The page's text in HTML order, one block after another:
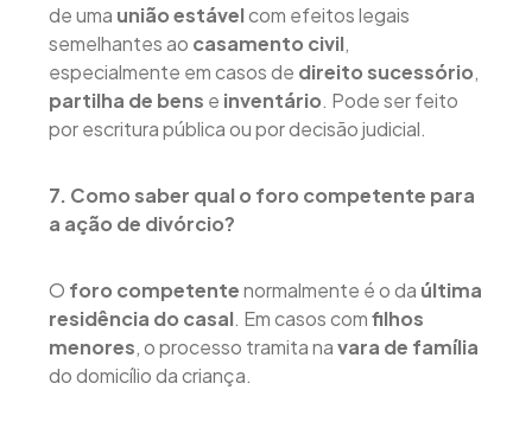
de uma união estávelcom efeitos legais
semelhantes ao casamento civil,
especialmente em casos de direito sucessório,
partilha de bens e inventário. Pode ser feito
por escritura pública ou por decisão judicial.
7. Como saber qual o foro competente para
a ação de divórcio?
O foro competentenormalmente é o da última
residência do casal. Em casos comfilhos
menores, o processo tramita navara de família
do domicílio da criança.